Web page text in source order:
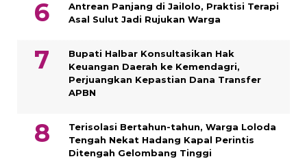
Antrean Panjang di Jailolo, Praktisi Terapi
Asal Sulut Jadi Rujukan Warga
Bupati Halbar Konsultasikan Hak
Keuangan Daerah ke Kemendagri,
Perjuangkan Kepastian Dana Transfer
APBN
Terisolasi Bertahun-tahun, Warga Loloda
Tengah Nekat Hadang Kapal Perintis
Ditengah Gelombang Tinggi